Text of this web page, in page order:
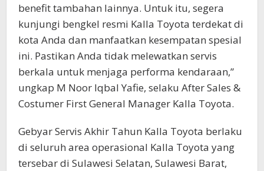
benefit tambahan lainnya. Untuk itu, segera
kunjungi bengkel resmi Kalla Toyota terdekat di
kota Anda dan manfaatkan kesempatan spesial
ini. Pastikan Anda tidak melewatkan servis
berkala untuk menjaga performa kendaraan,”
ungkap M Noor Iqbal Yafie, selaku After Sales &
Costumer First General Manager Kalla Toyota.
Gebyar Servis Akhir Tahun Kalla Toyota berlaku
di seluruh area operasional Kalla Toyota yang
tersebar di Sulawesi Selatan, Sulawesi Barat,